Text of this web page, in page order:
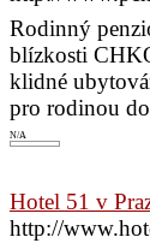
Rodinný
blízkosti
klidné
pro rodinou
N/A
Hotel 51 v
http://